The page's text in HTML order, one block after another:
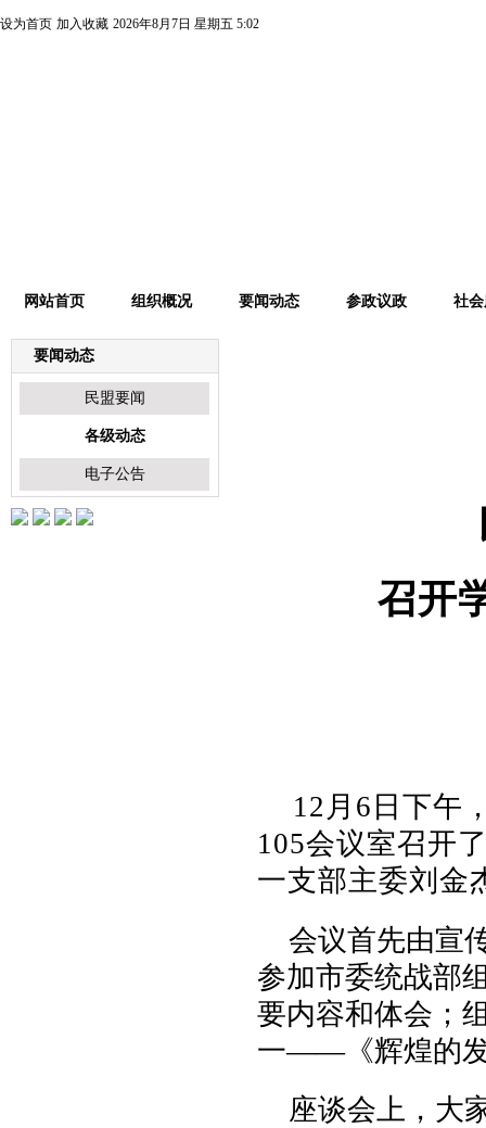
设为首页 加入收藏 2026年8月7日 星期五 5:02
网站首页 组织概况 要闻动态 参政议政 社
要闻动态
民盟要闻
各级动态
电子公告
召开
12 月 6 日下午
105会议室召开
一支部主委刘金
会议首先由宣
参加市委统战部
要内容和体会；
一——《辉煌的
座谈会上，大